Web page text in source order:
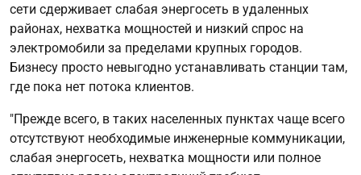
сети сдерживает слабая энергосеть в удаленных
районах, нехватка мощностей и низкий спрос на
электромобили за пределами крупных городов.
Бизнесу просто невыгодно устанавливать станции там,
где пока нет потока клиентов.
"Прежде всего, в таких населенных пунктах чаще всего
отсутствуют необходимые инженерные коммуникации,
слабая энергосеть, нехватка мощности или полное